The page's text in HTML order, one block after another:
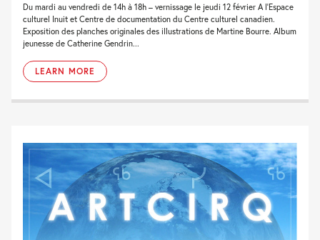
Du mardi au vendredi de 14h à 18h – vernissage le jeudi 12 février A l’Espace
culturel Inuit et Centre de documentation du Centre culturel canadien.
Exposition des planches originales des illustrations de Martine Bourre. Album
jeunesse de Catherine Gendrin...
LEARN MORE